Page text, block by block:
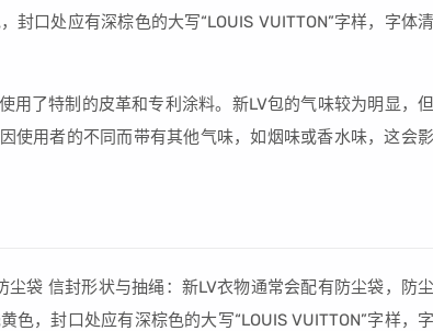
口处应有深棕色的大写“LOUIS VUITTON”字样，字体清
用了特制的皮革和专利涂料。新LV包的气味较为明显，但
使用者的不同而带有其他气味，如烟味或香水味，这会影
袋 信封形状与抽绳：新LV衣物通常会配有防尘袋，防尘
，封口处应有深棕色的大写“LOUIS VUITTON”字样，字